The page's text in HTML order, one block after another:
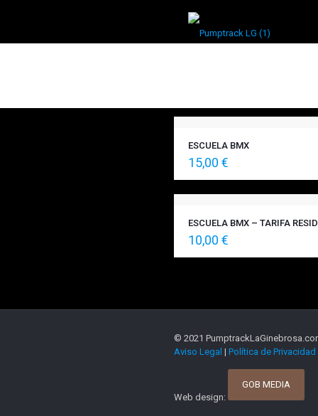
ESCUELA BMX
15,00 €
ESCUELA BMX – TARIFA
10,00 €
© 2021
Aviso Legal | Política de Privacidad
Web design:
GOB MEDIA